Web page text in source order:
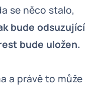
se něco stalo,
bude odsuzující
bude uložen.
a právě to může